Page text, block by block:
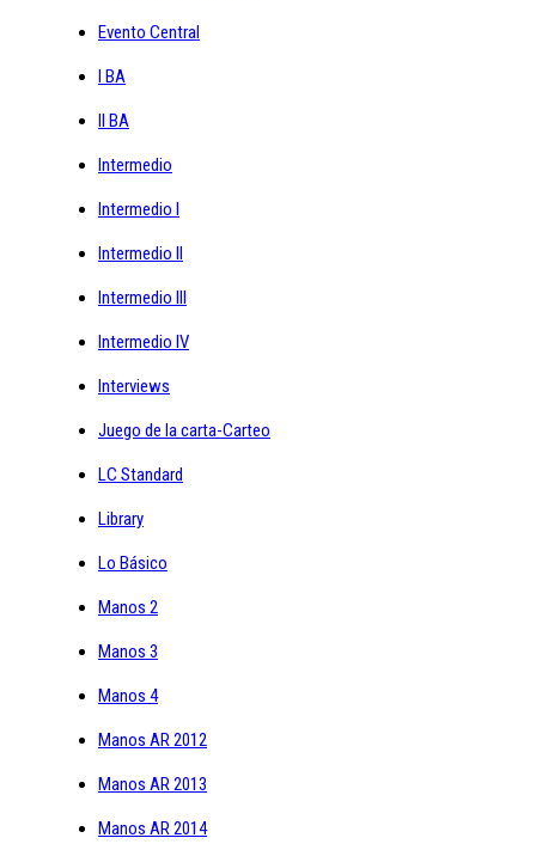
Evento Central
I BA
II BA
Intermedio
Intermedio I
Intermedio II
Intermedio III
Intermedio IV
Interviews
Juego de la carta-Carteo
LC Standard
Library
Lo Básico
Manos 2
Manos 3
Manos 4
Manos AR 2012
Manos AR 2013
Manos AR 2014